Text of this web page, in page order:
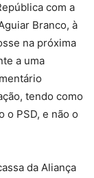
com a
Branco, à
na próxima
a uma
tendo como
o PSD, e não o
da Aliança